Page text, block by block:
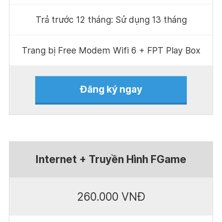
Trả trước 12 tháng: Sử dụng 13 tháng
Trang bị Free Modem Wifi 6 + FPT Play Box
Đăng ký ngay
Internet + Truyền Hình FGame
260.000 VNĐ